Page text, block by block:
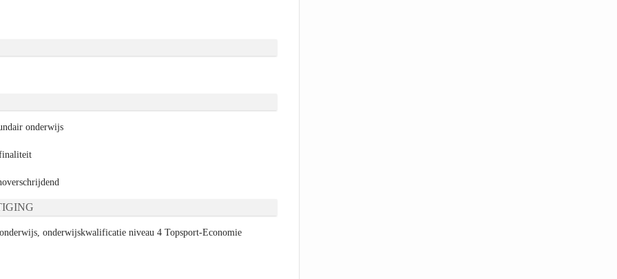
onderwijs
onderwijskwalificatie niveau 4 Topsport-Economie